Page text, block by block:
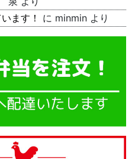
ます！
に minmin より